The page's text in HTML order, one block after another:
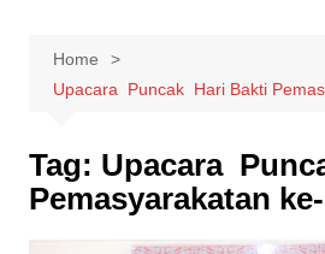
Home
Upacara Puncak Hari Bakti
Tag: Upacara
Pemasyarakatan